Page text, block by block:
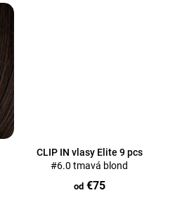
CLIP IN vlasy Elite 9 pcs
#6.0 tmavá blond
od€75